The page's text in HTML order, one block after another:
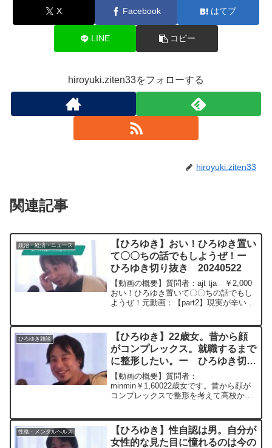
X Facebook はてブ
LINE コピー
hiroyuki.ziten33をフォローする
hiroyuki.ziten33
関連記事
政治・経済・ニュース
【ひろゆき】おい！ひろゆき置い
て〇〇ちの話でもしようぜ！ー
ひろゆき切り抜き 20240522
【動画の概要】質問者：ajt tja ￥2,000
おい！ひろゆき置いて〇〇ちの話でもし
ようぜ！元動画：【part2】現実が辛いと
ろゆき...
ひろゆき雑談
【ひろゆき】22歳女。昔から顔
がコンプレックス。就職するまで
に整形したい。ー ひろゆき切り
抜き 20230728
【動画の概要】質問者：
minmin￥1,60022歳女です。昔から顔が
コンプレックスで整形を考えて高校から
ん。就職するまでに整形したい（後8ヶ
月）のとお願いしたいク...
性格・メンタルヘルス
【ひろゆき】性自認は男。自分が
女性的な見た目に憧れるのは今の